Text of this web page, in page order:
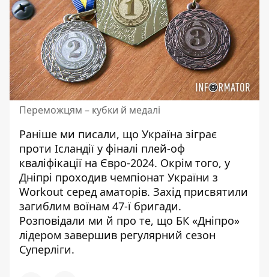
Переможцям – кубки й медалі
Раніше ми писали, що Україна зіграє
проти Ісландії у фіналі плей-оф
кваліфікації на Євро-2024. Окрім того, у
Дніпрі проходив чемпіонат України з
Workout серед аматорів. Захід присвятили
загиблим воїнам 47-ї бригади.
Розповідали ми й про те, що БК «Дніпро»
лідером завершив регулярний сезон
Суперліги.